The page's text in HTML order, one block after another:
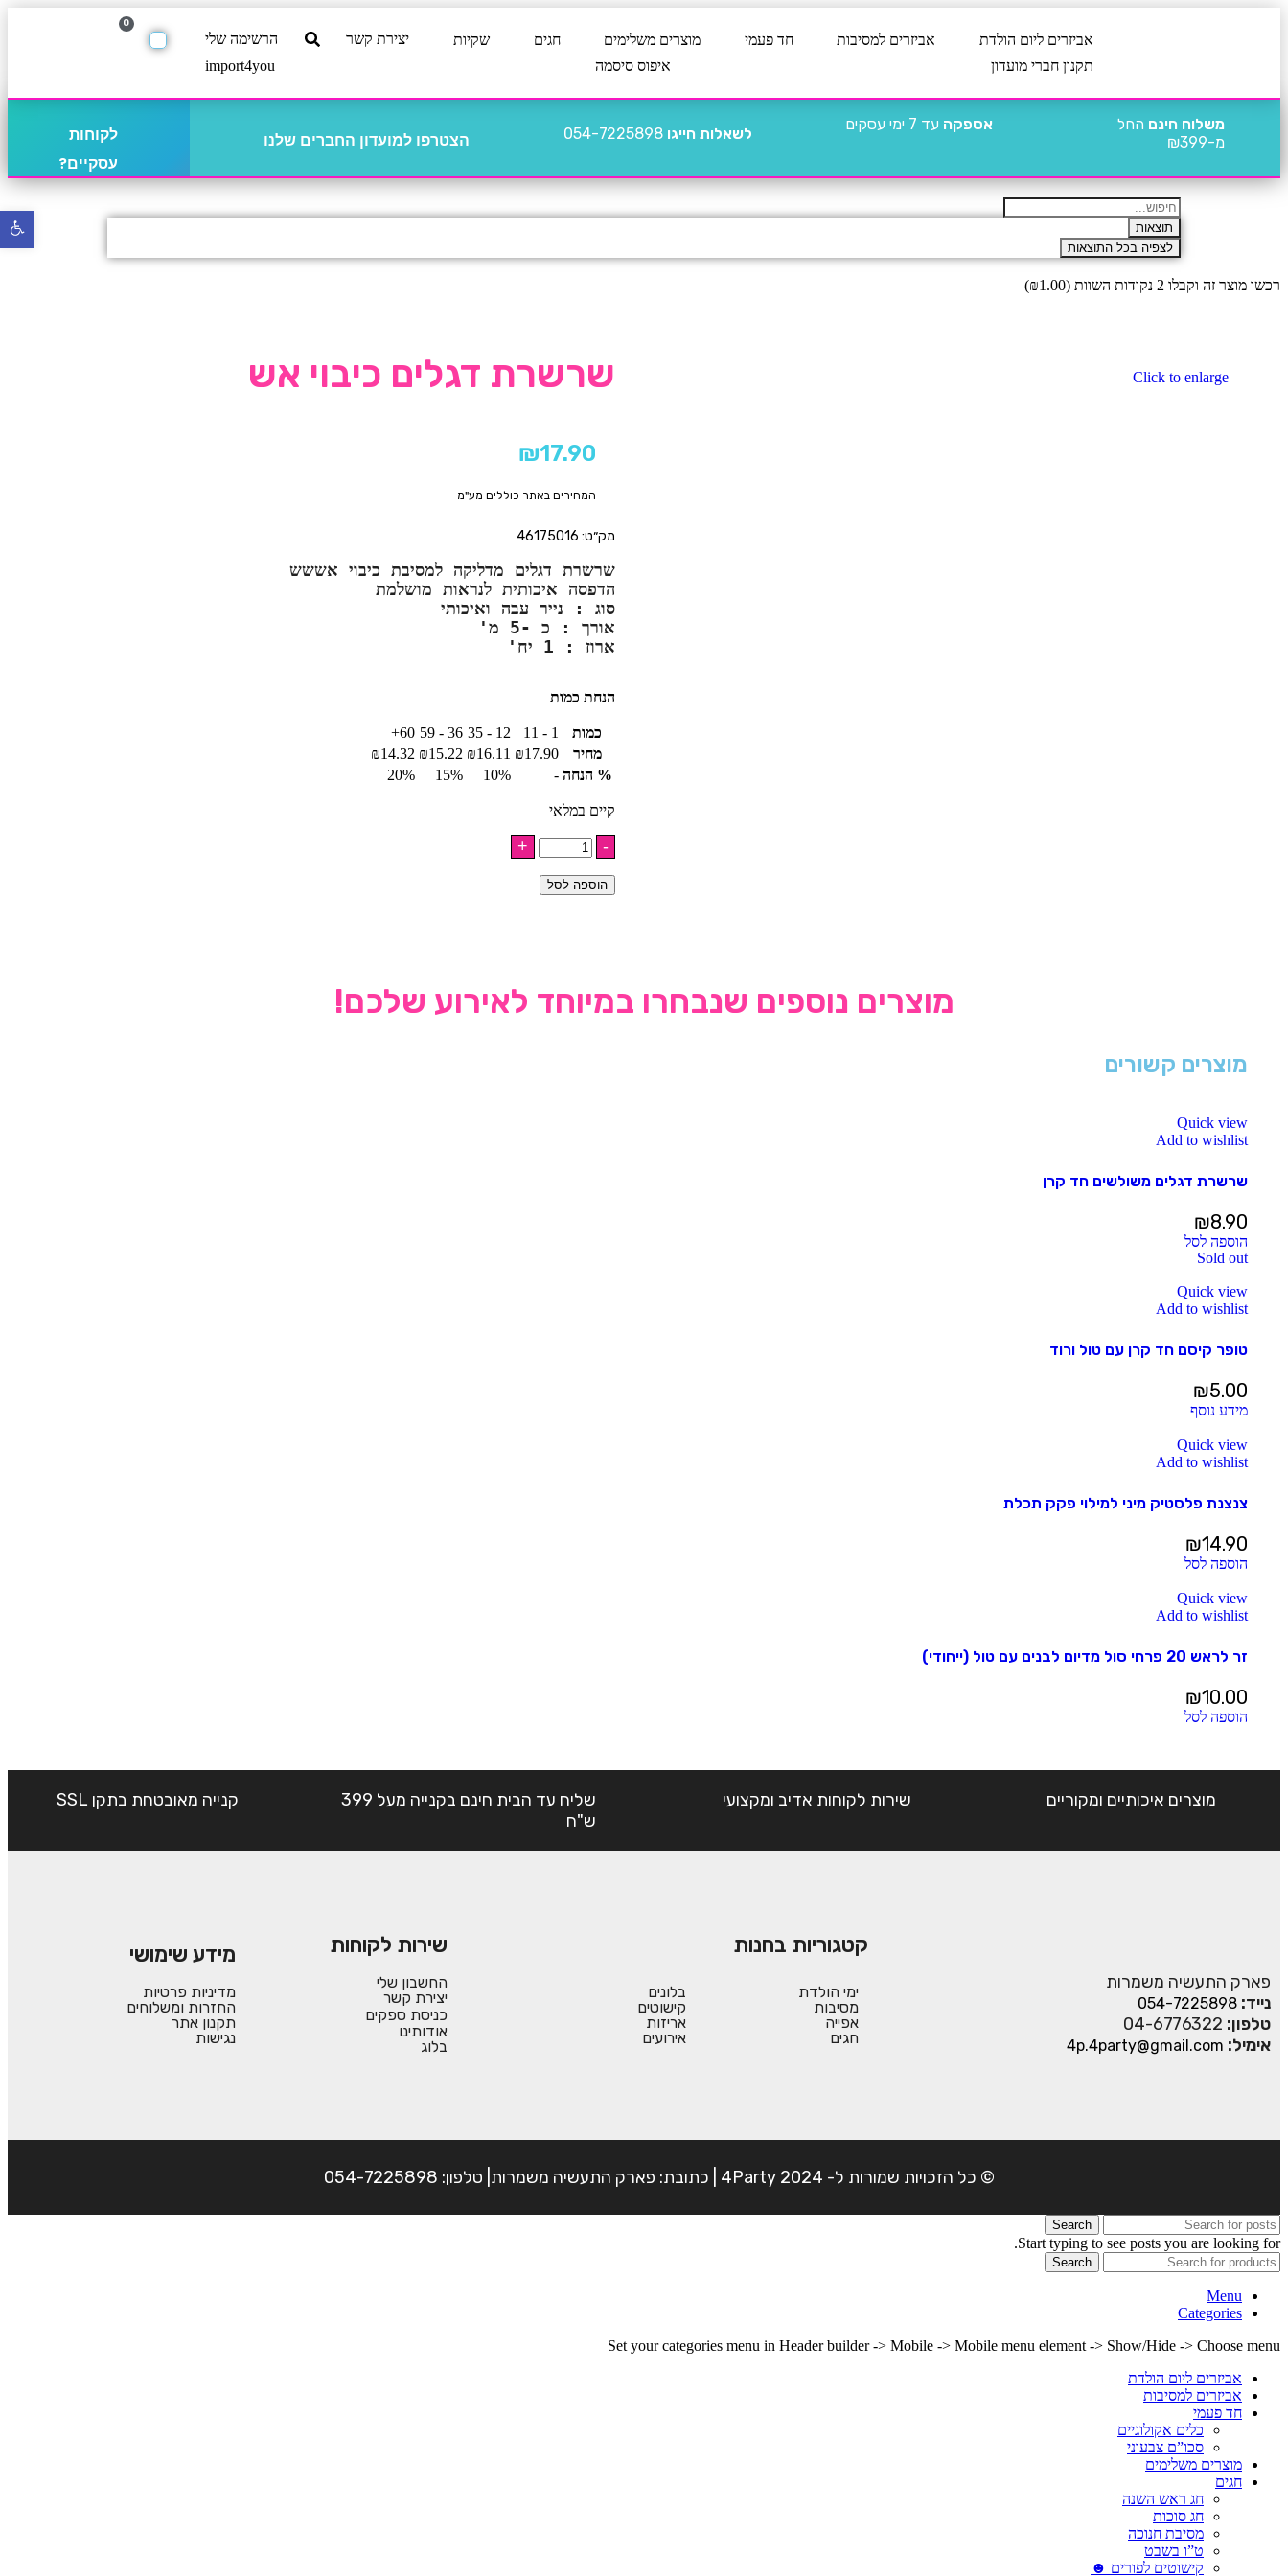
אביזרים ליום הולדת אביזרים למסיבות חד פעמי מוצרים משלימים חגים שקיות יצירת קשר
הרשימה שלי
תקנון חברי מועדון
איפוס סיסמה import4you
0
משלוח חינם החל
מ-₪399
אספקה עד 7 ימי עסקים
לשאלות חייגו 054-7225898 הצטרפו למועדון החברים שלנו
לקוחות
עסקיים?
תוצאות
לצפיה בכל התוצאות
רכשו מוצר זה וקבלו 2 נקודות השוות ( ₪1.00
)
Click to enlarge שרשרת דגלים כיבוי אש
₪17.90
המחירים באתר כוללים מע"מ
מק״ט: 46175016
שרשרת דגלים מדליקה למסיבת כיבוי אששש
הדפסה איכותית לנראות מושלמת
סוג : נייר עבה ואיכותי
אורך : כ -5 מ'
ארוז : 1 יח'
הנחת כמות
כמות 1 - 11
12 - 35
36 - 59
60+
מחיר
₪17.90
₪16.11
₪15.22
₪14.32
% הנחה -
10%
15%
20%
קיים במלאי
הוספה לסל
מוצרים נוספים שנבחרו במיוחד לאירוע שלכם!
מוצרים קשורים
Quick view
Add to wishlist
שרשרת דגלים משולשים חד קרן
₪8.90
הוספה לסל
Sold out
Quick view
Add to wishlist
טופר קיסם חד קרן עם טול ורוד
₪5.00
מידע נוסף
Quick view
Add to wishlist
צנצנת פלסטיק מיני למילוי פקק תכלת
₪14.90
הוספה לסל
Quick view
Add to wishlist
זר לראש 20 פרחי סול מדיום לבנים עם טול (ייחודי)
₪10.00
הוספה לסל
מוצרים איכותיים ומקוריים שירות לקוחות אדיב ומקצועי
שליח עד הבית חינם בקנייה מעל 399
ש"ח
קנייה מאובטחת בתקן SSL
פארק התעשיה משמרות
נייד: 054-7225898
טלפון: 04-6776322
אימיל: 4p.4party@gmail.com
קטגוריות בחנות
ימי הולדת
מסיבות
אפייה
חגים
בלונים
קישוטים
אריזות
אירועים
שירות לקוחות
החשבון שלי
יצירת קשר
כניסת ספקים
אודותינו
בלוג
מידע שימושי
מדיניות פרטיות
החזרות ומשלוחים
תקנון אתר
נגישות
© כל הזכויות שמורות ל- 4Party 2024 | כתובת: פארק התעשיה משמרות| טלפון: 054-7225898
Search
Start typing to see posts you are looking for.
Search
Menu
Categories
Set your categories menu in Header builder -> Mobile -> Mobile menu element -> Show/Hide -> Choose menu
אביזרים ליום הולדת
אביזרים למסיבות
חד פעמי
כלים אקולוגיים
סכו”ם צבעוני
מוצרים משלימים
חגים
חג ראש השנה
חג סוכות
מסיבת חנוכה
ט”ו בשבט
קישוטים לפורים ☻
פתח